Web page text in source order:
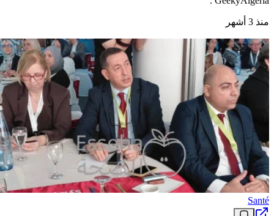
Tous les utilisateurs de Google aux États-
Unis peuvent désormais modifier leur
adresse Gmail
Votre ancien e-mail restera disponible comme adresse alternative.
REUTERS / REUTERS À partir du 1er avril, Gmail aura 22 ans.
Beaucoup d’entre nous ont une adresse e-mail mal choisie, teintée
de regrets, mais nous en sommes désormais prisonniers. Nous
l’avons peut-être gardée plus longtemps que la durée pendant
laquelle la plupart des étudiants universitaires ont Lire la suite
L’article Tous les utilisateurs de Google aux États-Unis peuvent
désormais modifier leur adresse Gmail est apparu en premier sur
GeekyAlgeria .
منذ 3 أشهر